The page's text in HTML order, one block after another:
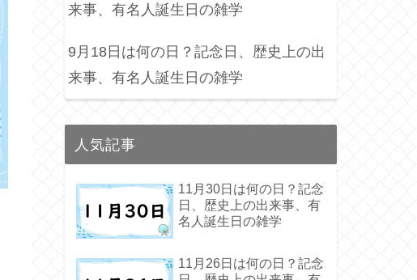
来事、有名人誕生日の雑学
9月18日は何の日？記念日、歴史上の出
来事、有名人誕生日の雑学
人気記事
11月30日は何の日？記念
日、歴史上の出来事、有
名人誕生日の雑学
11月26日は何の日？記念